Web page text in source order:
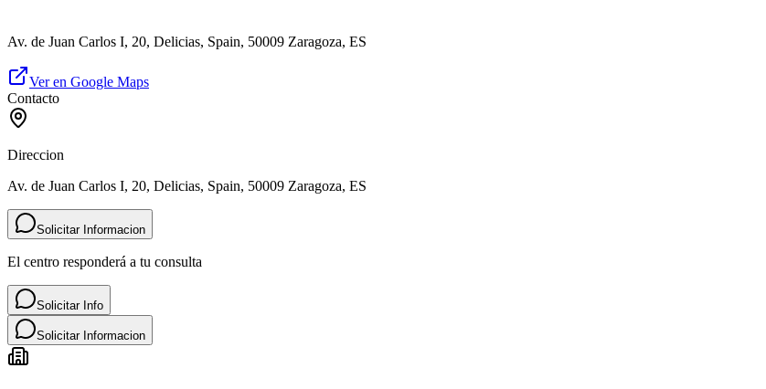
Av. de Juan Carlos I, 20, Delicias, Spain, 50009 Zaragoza, ES
Ver en Google Maps
Contacto
Direccion
Av. de Juan Carlos I, 20, Delicias, Spain, 50009 Zaragoza, ES
Solicitar Informacion
El centro responderá a tu consulta
Solicitar Info
Solicitar Informacion